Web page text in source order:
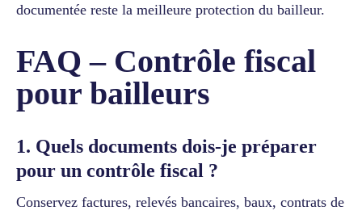
documentée reste la meilleure protection du bailleur.
FAQ – Contrôle fiscal
pour bailleurs
1. Quels documents dois-je préparer
pour un contrôle fiscal ?
Conservez factures, relevés bancaires, baux, contrats de